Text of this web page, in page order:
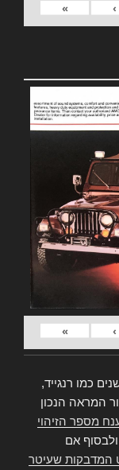
›
»
›
»
כמו רנגייד,
המראה הנכון
מספר הזיהוי
ולבסוף אם
המדבקות שעיטר